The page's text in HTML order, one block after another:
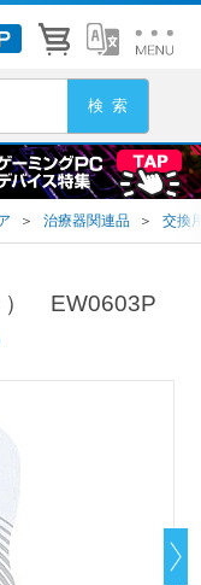
＞ 治療器関連品 ＞ 交換
） EW0603P